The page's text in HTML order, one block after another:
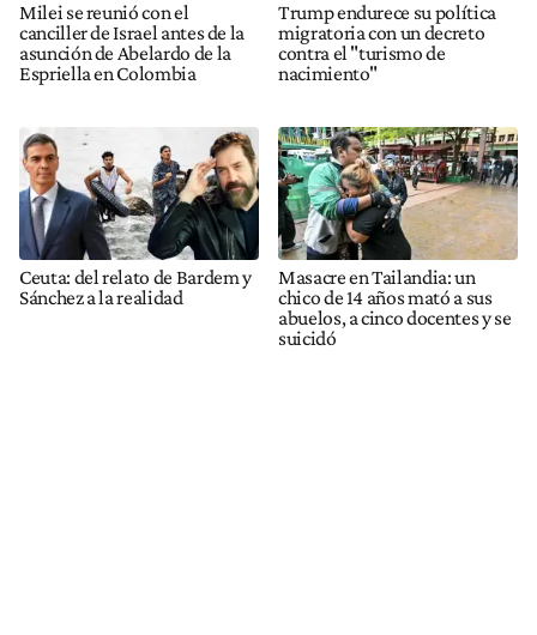
Milei se reunió con el
canciller de Israel antes de la
asunción de Abelardo de la
Espriella en Colombia
Trump endurece su política
migratoria con un decreto
contra el "turismo de
nacimiento"
Ceuta: del relato de Bardem y
Sánchez a la realidad
Masacre en Tailandia: un
chico de 14 años mató a sus
abuelos, a cinco docentes y se
suicidó